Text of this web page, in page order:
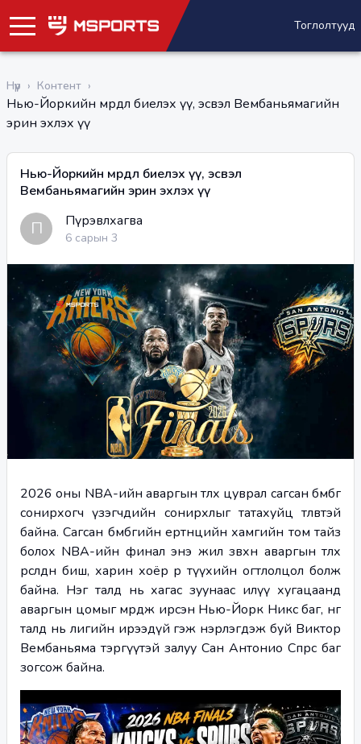
Тоглолтууд
Нүүр › Контент ›
Нью-Йоркийн мөрөөдөл биелэх үү, эсвэл Вембаньямагийн
эрин эхлэх үү
Нью-Йоркийн мөрөөдөл биелэх үү, эсвэл
Вембаньямагийн эрин эхлэх үү
П Пүрэвлхагва
6 сарын 3
2026 оны NBA-ийн аваргын төлөөх цуврал сагсан бөмбөг
сонирхогч үзэгчдийн сонирхлыг татахуйц төлөвтэй
байна. Сагсан бөмбөгийн ертөнцийн хамгийн том тайз
болох NBA-ийн финал энэ жил зөвхөн аваргын төлөөх
өрсөлдөөн биш, харин хоёр өөр түүхийн огтлолцол болж
байна. Нэг талд нь хагас зуунаас илүү хугацаанд
аваргын цомыг мөрөөдөж ирсэн Нью-Йорк Никс баг, нөгөө
талд нь лигийн ирээдүй гэж нэрлэгдэж буй Виктор
Вембаньяма тэргүүтэй залуу Сан Антонио Спөрс баг
зогсож байна.